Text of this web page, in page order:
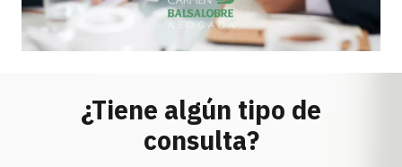
¿Tiene algún tipo de
consulta?